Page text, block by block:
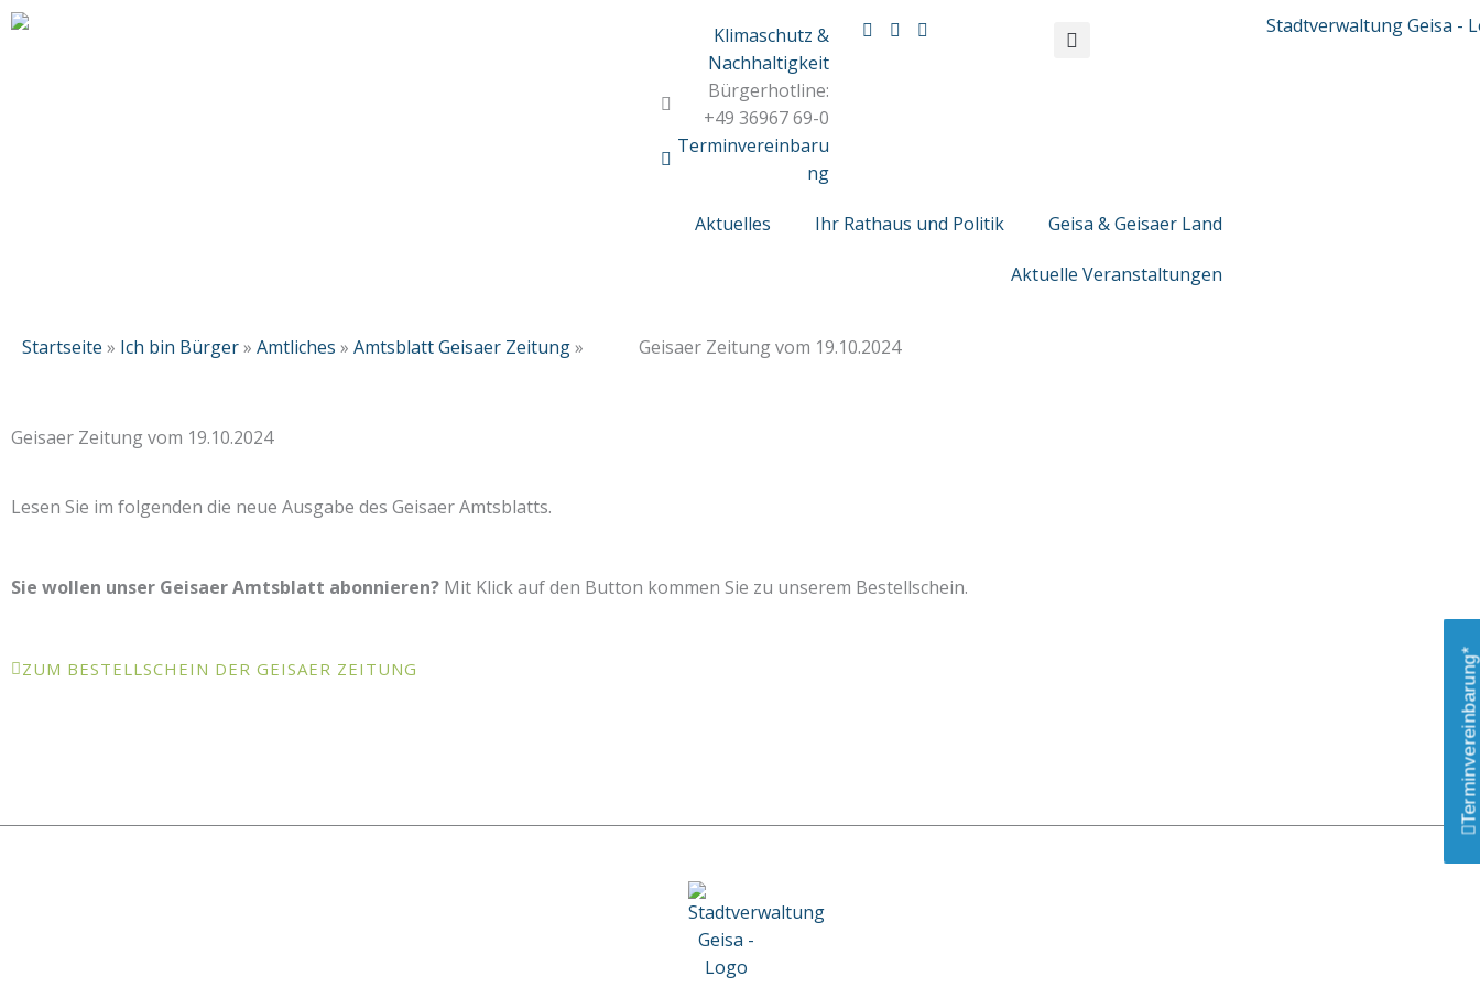
Zum
Klimaschutz &
Nachhaltigkeit
Bürgerhotline:
+49 36967 69-0
Terminvereinbaru
ng
Aktuelles Ihr Rathaus und Politik Geisa & Geisaer Land
Aktuelle Veranstaltungen
Startseite » Ich bin Bürger» Amtliches » Amtsblatt Geisaer Zeitung» Geisaer Zeitung vom 19.10.2024
Geisaer Zeitung vom 19.10.2024
Lesen Sie im folgenden die neue Ausgabe des Geisaer Amtsblatts.
Sie wollen unser Geisaer Amtsblatt abonnieren? Mit Klick auf den Button kommen Sie zu unserem Bestellschein.
ZUM BESTELLSCHEIN DER GEISAER ZEITUNG Terminvereinbarung*